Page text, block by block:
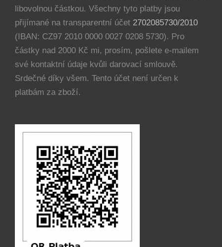
libovolnou částkou. Všechny tyto platby jsou
přijímané na transparentní účet 2702085730/2010
(IBAN: CZ97 2010 0000 0027 0208 5730). Pro
částky nad 2000 Kč mi, prosím, pošlete e-mailem
své kontaktní údaje kvůli darovací smlouvě.
Srdečné díky všem. Tento účet není určen k
platbám za zboží.